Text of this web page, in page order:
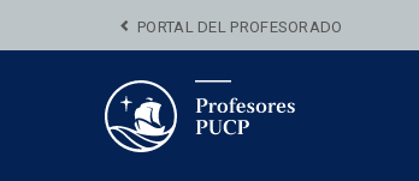
PORTAL DEL PROFESORADO